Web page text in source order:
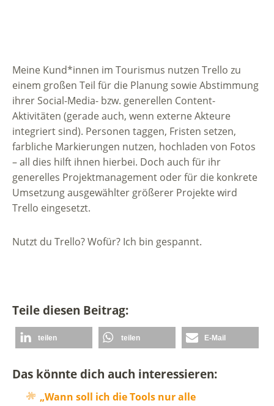
Meine Kund*innen im Tourismus nutzen Trello zu
einem großen Teil für die Planung sowie Abstimmung
ihrer Social-Media- bzw. generellen Content-
Aktivitäten (gerade auch, wenn externe Akteure
integriert sind). Personen taggen, Fristen setzen,
farbliche Markierungen nutzen, hochladen von Fotos
– all dies hilft ihnen hierbei. Doch auch für ihr
generelles Projektmanagement oder für die konkrete
Umsetzung ausgewählter größerer Projekte wird
Trello eingesetzt.
Nutzt du Trello? Wofür? Ich bin gespannt.
Teile diesen Beitrag:
teilen teilen E-Mail
Das könnte dich auch interessieren:
„Wann soll ich die Tools nur alle